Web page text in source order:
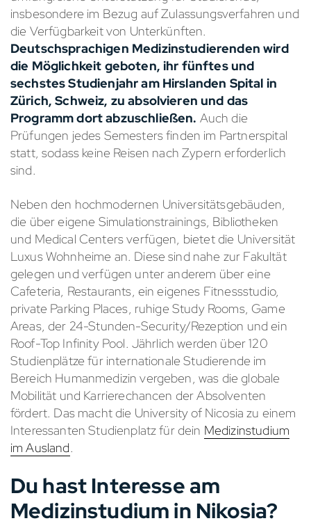
insbesondere im Bezug auf Zulassungsverfahren und
die Verfügbarkeit von Unterkünften.
Deutschsprachigen Medizinstudierenden wird
die Möglichkeit geboten, ihr fünftes und
sechstes Studienjahr am Hirslanden Spital in
Zürich, Schweiz, zu absolvieren und das
Programm dort abzuschließen. Auch die
Prüfungen jedes Semesters finden im Partnerspital
statt, sodass keine Reisen nach Zypern erforderlich
sind.
Neben den hochmodernen Universitätsgebäuden,
die über eigene Simulationstrainings, Bibliotheken
und Medical Centers verfügen, bietet die Universität
Luxus Wohnheime an. Diese sind nahe zur Fakultät
gelegen und verfügen unter anderem über eine
Cafeteria, Restaurants, ein eigenes Fitnessstudio,
private Parking Places, ruhige Study Rooms, Game
Areas, der 24-Stunden-Security/Rezeption und ein
Roof-Top Infinity Pool. Jährlich werden über 120
Studienplätze für internationale Studierende im
Bereich Humanmedizin vergeben, was die globale
Mobilität und Karrierechancen der Absolventen
fördert. Das macht die University of Nicosia zu einem
Interessanten Studienplatz für dein Medizinstudium
im Ausland.
Du hast Interesse am
Medizinstudium in Nikosia?